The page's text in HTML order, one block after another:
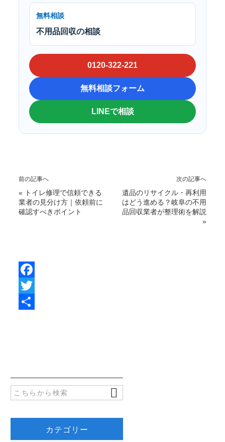
無料相談
不用品回収の相談
0120-322-221
無料相談フォーム
LINEで相談
前の記事へ
«
トイレ修理で信頼できる
業者の見分け方｜依頼前に
確認すべきポイント
次の記事へ
遺品のリサイクル・再利用
はどう進める？岐阜の不用
品回収業者が整理術を解説
»
F
カテゴリー